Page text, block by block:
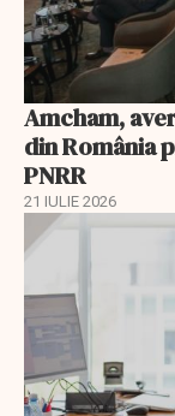
Amcham,
din România
PNRR
21 IULIE 2026